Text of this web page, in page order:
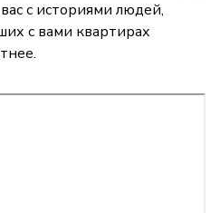
с историями людей,
с вами квартирах